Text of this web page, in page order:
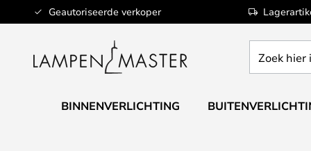
Geautoriseerde verkoper
Ga
naar
inhoud
hier
de
BINNENVERLICHTING